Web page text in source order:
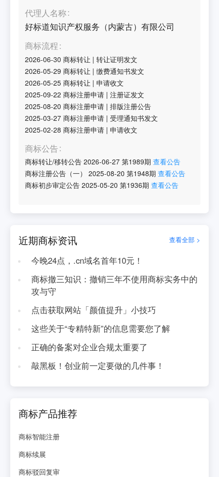
代理人名称
好标道知识产权服务（内蒙古）有限公司
商标流程
2026-06-30 商标转让 |转让证明发文
2026-05-29 商标转让 |缴费通知书发文
2026-05-25 商标转让 |申请收文
2025-09-22 商标注册申请 |注册证发文
2025-08-20 商标注册申请 |排版注册公告
2025-03-27 商标注册申请 |受理通知书发文
2025-02-28 商标注册申请 |申请收文
商标公告
商标转让/移转公告 2026-06-27 第1989期 查看公告
商标注册公告（一）
2025-08-20 第1948期 查看公告
商标初步审定公告 2025-05-20 第1936期 查看公告
近期商标资讯 查看全部 >
今晚24点，.cn域名首年10元！
商标撤三知识：撤销三年不使用商标实务中的
攻与守
点击获取网站「颜值提升」小技巧
这些关于“专精特新”的信息需要您了解
正确的备案对企业合规太重要了
敲黑板！创业前一定要做的几件事！
商标产品推荐
商标智能注册
商标续展
商标驳回复审